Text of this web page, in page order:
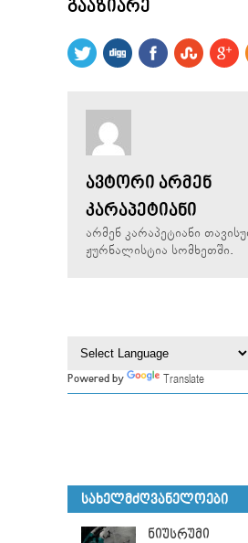
ᲒᲐᲐᲖᲘᲐᲠᲔ
ᲐᲕᲢᲝᲠᲘ ᲐᲠᲛᲔᲜ
ᲙᲐᲠᲐᲞᲔᲢᲘᲐᲜᲘ
არმენ კარაპეტიანი
ჟურნალისტია სომხეთში.
Powered by Translate
ᲡᲐᲮᲔᲚᲛᲫᲦᲕᲐᲜᲔᲚᲝᲔᲑᲘ
ნიუსრუმი